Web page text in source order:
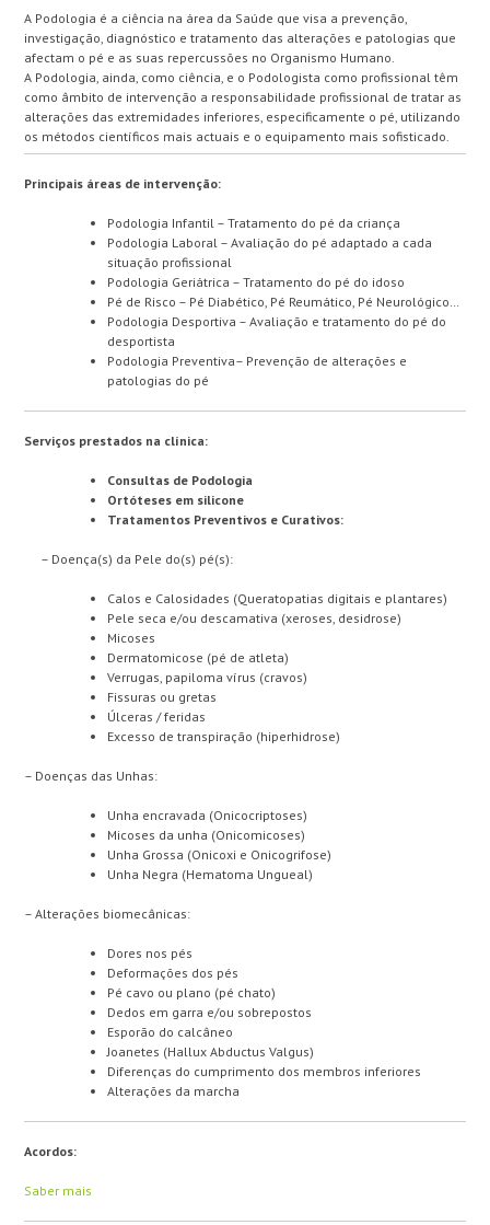
A Podologia é a ciência na área da Saúde que visa a prevenção,
investigação, diagnóstico e tratamento das alterações e patologias que
afectam o pé e as suas repercussões no Organismo Humano.
A Podologia, ainda, como ciência, e o Podologista como profissional têm
como âmbito de intervenção a responsabilidade profissional de tratar as
alterações das extremidades inferiores, especificamente o pé, utilizando
os métodos científicos mais actuais e o equipamento mais sofisticado.
Principais áreas de intervenção:
Podologia Infantil – Tratamento do pé da criança
Podologia Laboral – Avaliação do pé adaptado a cada
situação profissional
Podologia Geriátrica – Tratamento do pé do idoso
Pé de Risco – Pé Diabético, Pé Reumático, Pé Neurológico…
Podologia Desportiva – Avaliação e tratamento do pé do
desportista
Podologia Preventiva– Prevenção de alterações e
patologias do pé
Serviços prestados na clínica:
Consultas de Podologia
Ortóteses em silicone
Tratamentos Preventivos e Curativos:
– Doença(s) da Pele do(s) pé(s):
Calos e Calosidades (Queratopatias digitais e plantares)
Pele seca e/ou descamativa (xeroses, desidrose)
Micoses
Dermatomicose (pé de atleta)
Verrugas, papiloma vírus (cravos)
Fissuras ou gretas
Úlceras / feridas
Excesso de transpiração (hiperhidrose)
– Doenças das Unhas:
Unha encravada (Onicocriptoses)
Micoses da unha (Onicomicoses)
Unha Grossa (Onicoxi e Onicogrifose)
Unha Negra (Hematoma Ungueal)
– Alterações biomecânicas:
Dores nos pés
Deformações dos pés
Pé cavo ou plano (pé chato)
Dedos em garra e/ou sobrepostos
Esporão do calcâneo
Joanetes (Hallux Abductus Valgus)
Diferenças do cumprimento dos membros inferiores
Alterações da marcha
Acordos:
Saber mais